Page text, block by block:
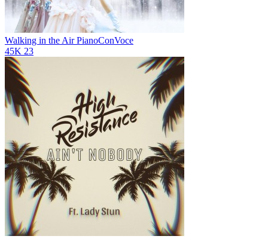
Walking in the Air PianoConVoce
45K 23